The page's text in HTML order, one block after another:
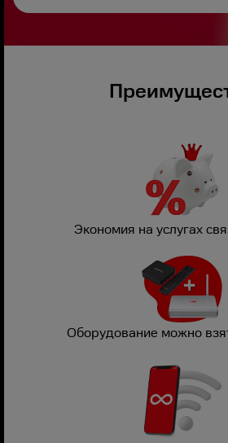
Экономия на услугах
Оборудование можно